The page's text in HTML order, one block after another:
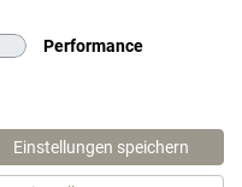
Performance
Einstellungen speichern